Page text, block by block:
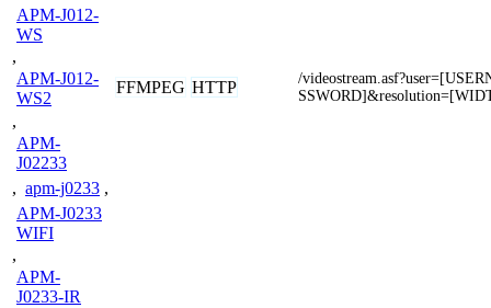
APM-J012-
WS
,
APM-J012-
WS2
,
APM-
J02233
, apm-j0233 ,
APM-J0233
WIFI
,
APM-
J0233-IR
FFMPEG HTTP
/